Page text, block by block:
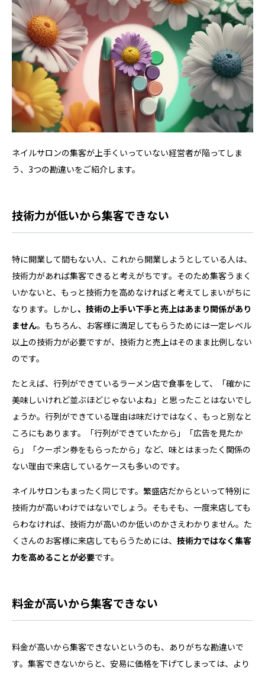
ネイルサロンの集客が上手くいっていない経営者が陥ってしま
う、3つの勘違いをご紹介します。
技術力が低いから集客できない
特に開業して間もない人、これから開業しようとしている人は、
技術力があれば集客できると考えがちです。そのため集客うまく
いかないと、もっと技術力を高めなければと考えてしまいがちに
なります。しかし、技術の上手い下手と売上はあまり関係があり
ません。もちろん、お客様に満足してもらうためには一定レベル
以上の技術力が必要ですが、技術力と売上はそのまま比例しない
のです。
たとえば、行列ができているラーメン店で食事をして、「確かに
美味しいけれど並ぶほどじゃないよね」と思ったことはないでし
ょうか。行列ができている理由は味だけではなく、もっと別なと
ころにもあります。「行列ができていたから」「広告を見たか
ら」「クーポン券をもらったから」など、味とはまったく関係の
ない理由で来店しているケースも多いのです。
ネイルサロンもまったく同じです。繁盛店だからといって特別に
技術力が高いわけではないでしょう。そもそも、一度来店しても
らわなければ、技術力が高いのか低いのかさえわかりません。た
くさんのお客様に来店してもらうためには、 技術力ではなく集客
力を高めることが必要です。
料金が高いから集客できない
料金が高いから集客できないというのも、ありがちな勘違いで
す。集客できないからと、安易に価格を下げてしまっては、より